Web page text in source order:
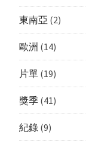
東南亞 (2)
歐洲 (14)
片單(19)
獎季(41)
紀錄(9)